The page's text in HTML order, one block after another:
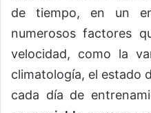
de tiempo, en un
numerosos factores
velocidad, como la
climatología, el estado
cada día de